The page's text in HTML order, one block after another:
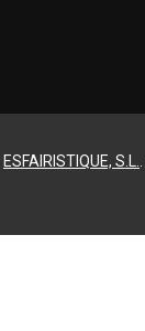
ESFAIRISTIQUE, S.L.